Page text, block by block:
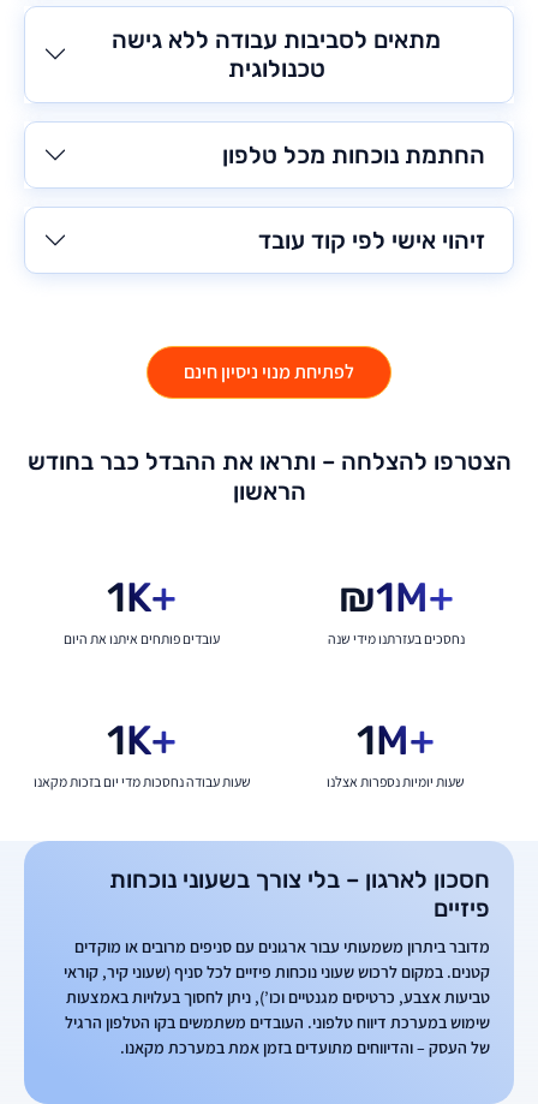
מתאים לסביבות עבודה ללא גישה
טכנולוגית
החתמת נוכחות מכל טלפון
זיהוי אישי לפי קוד עובד
לפתיחת מנוי ניסיון חינם
הצטרפו להצלחה – ותראו את ההבדל כבר בחודש
הראשון
₪1M+
נחסכים בעזרתנו מידי שנה
1K+
עובדים פותחים איתנו את היום
1M+
שעות יומיות נספרות אצלנו
1K+
שעות עבודה נחסכות מדי יום בזכות מקאנו
חסכון לארגון – בלי צורך בשעוני נוכחות
פיזיים
מדובר ביתרון משמעותי עבור ארגונים עם סניפים מרובים או מוקדים
קטנים. במקום לרכוש שעוני נוכחות פיזיים לכל סניף (שעוני קיר, קוראי
טביעות אצבע, כרטיסים מגנטיים וכו’), ניתן לחסוך בעלויות באמצעות
שימוש במערכת דיווח טלפוני. העובדים משתמשים בקו הטלפון הרגיל
של העסק – והדיווחים מתועדים בזמן אמת במערכת מקאנו.